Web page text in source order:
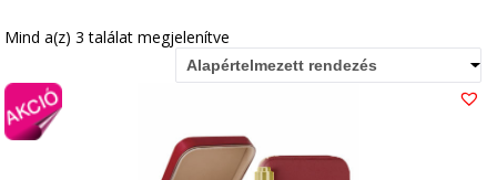
Mind a(z) 3 találat megjelenítve
Alapértelmezett rendezés